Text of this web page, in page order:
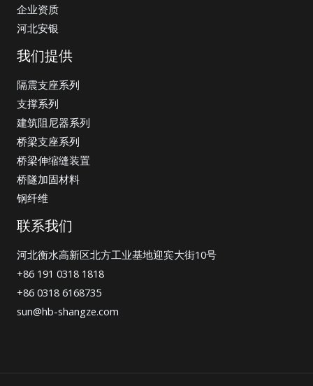
企业资质
河北安银
我们提供
隔震支座系列
支撑系列
建筑阻尼器系列
桥梁支座系列
桥梁伸缩缝装置
桥隧加固材料
钢纤维
联系我们
河北衡水高新区北方工业基地迎宾大街10号
+86 191 0318 1818
+86 0318 6168735
sun@hb-shangze.com